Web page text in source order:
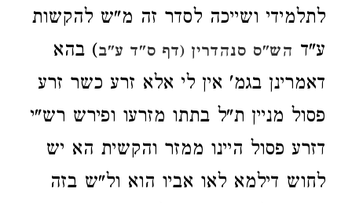
לתלמידי ושייכה לסדר זה מ"ש להקשות
ע"ד הש"ס סנהדרין (דף ס"ד ע"ב) בהא
דאמרינן בגמ' אין לי אלא זרע כשר זרע
פסול מניין ת"ל בתתו מזרעו ופירש רש"י
דזרע פסול היינו ממזר והקשית הא יש
לחוש דילמא לאו אביו הוא ול"ש בזה